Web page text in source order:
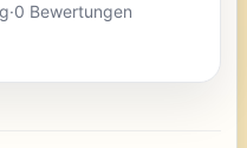
·0 Bewertungen